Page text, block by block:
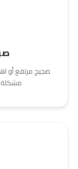
ضجيج مرتفع أو
مشكلة